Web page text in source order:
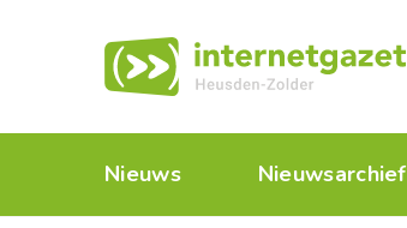
Nieuws Nieuwsarchief